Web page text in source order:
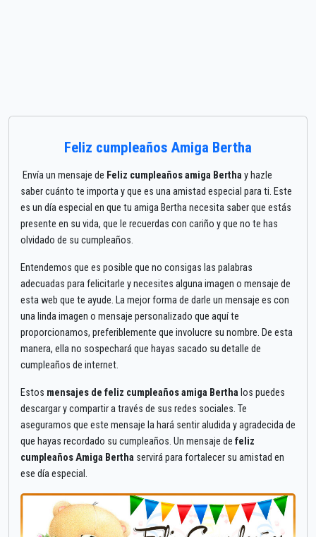
Feliz cumpleaños Amiga Bertha
Envía un mensaje de Feliz cumpleaños amiga Bertha y hazle
saber cuánto te importa y que es una amistad especial para ti. Este
es un día especial en que tu amiga Bertha necesita saber que estás
presente en su vida, que le recuerdas con cariño y que no te has
olvidado de su cumpleaños.
Entendemos que es posible que no consigas las palabras
adecuadas para felicitarle y necesites alguna imagen o mensaje de
esta web que te ayude. La mejor forma de darle un mensaje es con
una linda imagen o mensaje personalizado que aquí te
proporcionamos, preferiblemente que involucre su nombre. De esta
manera, ella no sospechará que hayas sacado su detalle de
cumpleaños de internet.
Estos mensajes de feliz cumpleaños amiga Bertha los puedes
descargar y compartir a través de sus redes sociales. Te
aseguramos que este mensaje la hará sentir aludida y agradecida de
que hayas recordado su cumpleaños. Un mensaje de feliz
cumpleaños Amiga Bertha servirá para fortalecer su amistad en
ese día especial.